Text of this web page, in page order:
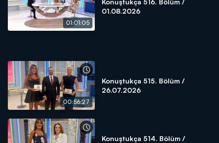
01:01:05
Konuştukça 516. Bölüm /
01.08.2026
00:56:27
Konuştukça 515. Bölüm /
26.07.2026
Konuştukça 514. Bölüm /